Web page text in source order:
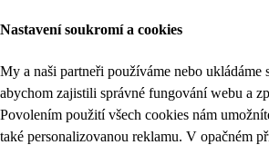
Nastavení soukromí a cookies
My a naši partneři používáme nebo ukládáme
abychom zajistili správné fungování webu a
Povolením použití všech cookies nám
také personalizovanou reklamu. V opačném